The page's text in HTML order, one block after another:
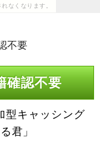
なくなります。
不要
確認不要
型キャッシング
君」